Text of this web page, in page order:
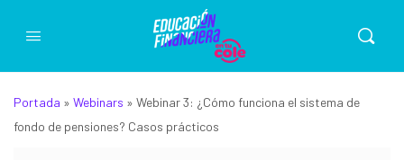
Portada » Webinars » Webinar 3: ¿Cómo funciona el sistema de
fondo de pensiones? Casos prácticos